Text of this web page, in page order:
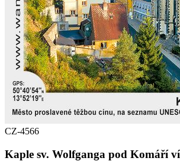
CZ-4566
Kaple sv. Wolfganga pod Komáří